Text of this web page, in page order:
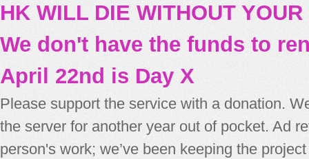
HK WILL DIE WITHOUT
We don't have the funds to
April 22nd is Day X
Please support the service with a donation.
the server for another year out of pocket. Ad
person's work; we’ve been keeping the